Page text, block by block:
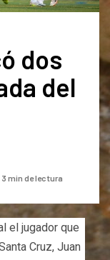
dos
del
3 min de lectura
el jugador que
Cruz, Juan